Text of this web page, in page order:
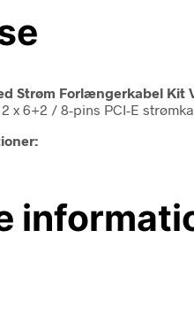
Strøm Forlængerkabel Kit
2 x 6+2 / 8-pins PCI-E